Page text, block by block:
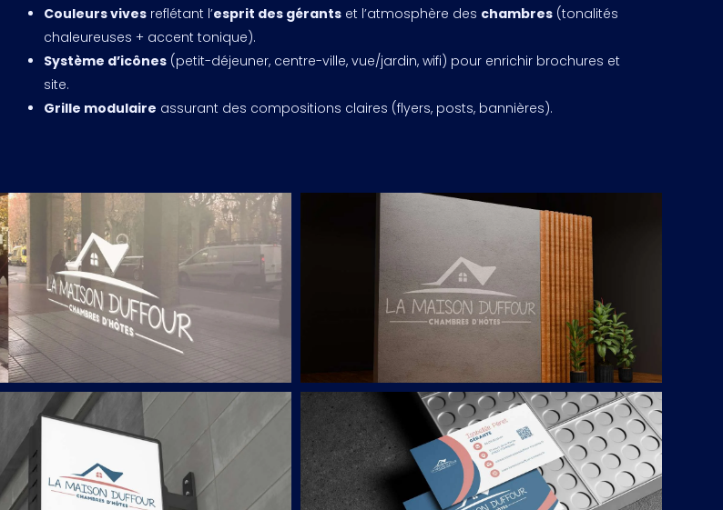
Couleurs vivesreflétant l’esprit des gérantset l’atmosphère des chambres(tonalités
chaleureuses + accent tonique).
Système d’icônes(petit-déjeuner, centre-ville, vue/jardin, wifi) pour enrichir brochures et
site.
Grille modulaire assurant des compositions claires (flyers, posts, bannières).